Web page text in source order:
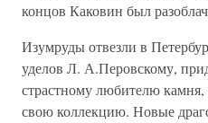
концов Каковин был
Изумруды отвезли в
уделов Л. А.Перовскому,
страстному любителю
свою коллекцию. Новые